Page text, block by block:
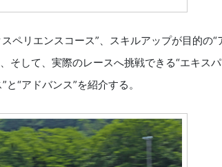
ペリエンスコース”、スキルアップが目的の“
そして、実際のレースへ挑戦できる“エキス
“アドバンス”を紹介する。